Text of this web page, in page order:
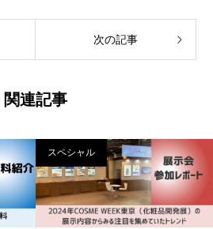
次の記事
関連記事
スペシャル